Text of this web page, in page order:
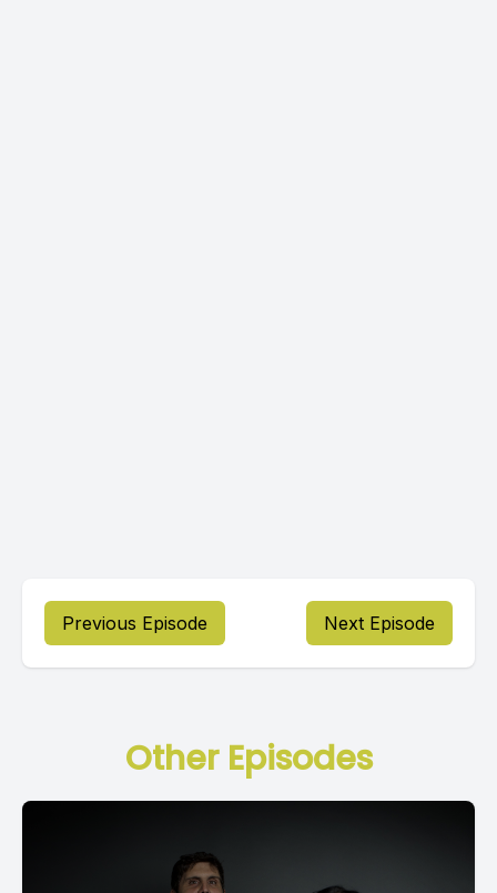
Previous Episode Next Episode
Other Episodes